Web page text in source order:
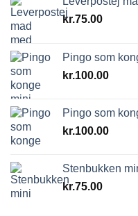
kr.75.00
Pingo som
kr.100.00
Pingo som
kr.100.00
Stenbukken
kr.75.00